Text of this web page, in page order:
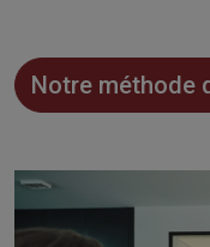
Notre méthode